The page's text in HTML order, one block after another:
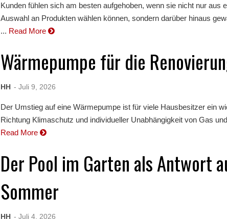
Kunden fühlen sich am besten aufgehoben, wenn sie nicht nur aus
Auswahl an Produkten wählen können, sondern darüber hinaus
... Read More
Wärmepumpe für die
HH - Juli 9, 2026
Der Umstieg auf eine Wärmepumpe ist für viele Hausbesitzer ein
Richtung Klimaschutz und individueller Unabhängigkeit von Gas
Read More
Der Pool im Garten als Antwort
Sommer
HH - Juli 4, 2026